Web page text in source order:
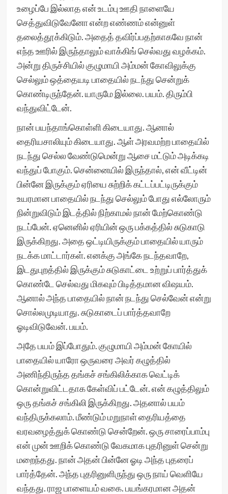
உழைப்பே இல்லாத என் உடம்பு ஊதி நாளையே
செத்துவிடுவேனோ என்ற எண்ணம் என்னுள்
தலைத்தூக்கிடும். அதைத் தவிர்ப்பதற்காகவே நான்
எந்த ஊரில் இருந்தாலும் வாக்கிங் செல்வது வழக்கம்.
அன்று திருச்சியில் குழுமாயி அம்மன் கோவிலுக்கு
செல்லும் ஒத்தையடி பாதையில் நடந்து சென்றுக்
கொண்டிருந்தேன். யாருமே இல்லை. பயம். திரும்பி
வந்துவிட்டேன்.
நான் பயந்தாங்கொள்ளி கிடையாது. ஆனால்
தைரியசாலியும் கிடையாது. ஆள் அரவமற்ற பாதையில்
நடந்து செல்ல வேண்டுமென்று ஆசை மட்டும் அடிக்கடி
வந்துப் போகும். சென்னையில் இருந்தால், என் வீட்டின்
பின்னே இருக்கும் ஏரியை சுற்றிக் கட்டப்பட்டிருக்கும்
உயரமான பாதையில் நடந்து செல்லும் போது எல்லோரும்
நின்றுவிடும் இடத்தில் நிற்காமல் நான் மேற்கொண்டு
நடப்பேன். ஏனெனில் ஏரியின் ஒரு பக்கத்தில் சுடுகாடு
இருக்கிறது. அதை ஒட்டியிருக்கும் பாதையில் யாரும்
நடக்க மாட்டார்கள். எனக்கு அங்கே நடந்தவாறே,
இடதுபுறத்தில் இருக்கும் சுடுகாட்டை உற்றுப் பார்த்துக்
கொண்டே செல்வது மிகவும் பிடித்தமான விஷயம்.
ஆனால் அந்த பாதையில் நான் நடந்து செல்வேன் என்று
சொல்லமுடியாது. சுடுகாடைப் பார்த்தவாறே
ஓடிவிடுவேன். பயம்.
அதே பயம் இப்போதும். குழுமாயி அம்மன் கோயில்
பாதையில் யாரோ ஒருவரை அவர் கழுத்தில்
அணிந்திருந்த தங்கச் சங்கிலிக்காக வெட்டிக்
கொன்றுவிட்டதாக கேள்விப் பட்டேன். என் கழுத்திலும்
ஒரு தங்கச் சங்கிலி இருக்கிறது. அதனால் பயம்
வந்திருக்கலாம். மீண்டும் மறுநாள் தைரியத்தை
வரவழைத்துக் கொண்டு சென்றேன். ஒரு சாரைப்பாம்பு
என் முன் ஊறிக் கொண்டு வேகமாக புதரினுள் சென்று
மறைந்தது. நான் அதன் பின்னே ஓடி அந்த புதரைப்
பார்த்தேன். அந்த புதரினுளிருந்து ஒரு நாய் வெளியே
வந்தது. ராஜ பாளையம் வகை. பயங்கரமான அதன்